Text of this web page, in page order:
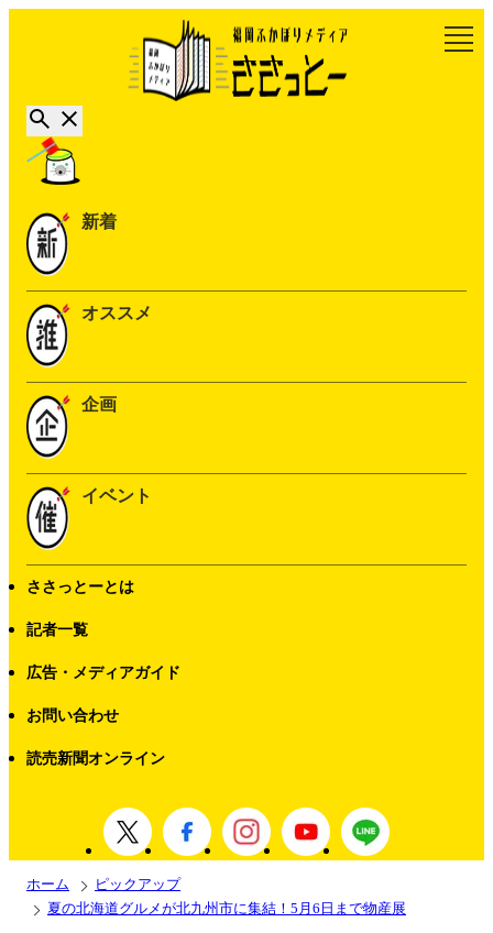
新着
オススメ
企画
イベント
ささっとーとは
記者一覧
広告・メディアガイド
お問い合わせ
読売新聞オンライン
ホーム
ピックアップ
夏の北海道グルメが北九州市に集結！5月6日まで物産展